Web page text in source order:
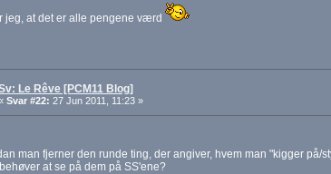
jeg, at det er alle pengene værd
Le Rêve [PCM11 Blog]
Svar #22: 27 Jun 2011, 11:23 »
man fjerner den runde ting, der angiver, hvem man "kigger på/
at se på dem på SS'ene?